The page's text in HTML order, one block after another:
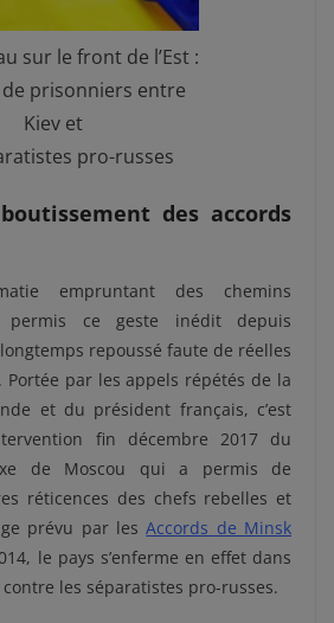
sur le front de l’Est :
de prisonniers entre
Kiev et
pro-russes
des accords
empruntant des chemins
ce geste inédit depuis
repoussé faute de réelles
par les appels répétés de la
et du président français, c’est
fin décembre 2017 du
de Moscou qui a permis de
réticences des chefs rebelles et
prévu par lesAccords de Minsk
le pays s’enferme en effet dans
les séparatistes pro-russes.